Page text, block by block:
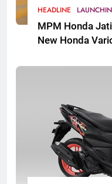
HEADLINE
MPM Honda
New Honda